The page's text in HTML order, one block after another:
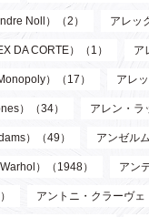
Noll）（2） アレッ
DA CORTE）（1） ア
）（17） アレ
）（34） アレン・ラ
）（49） アンゼル
）（1948） アン
アントニ・クラーヴェ